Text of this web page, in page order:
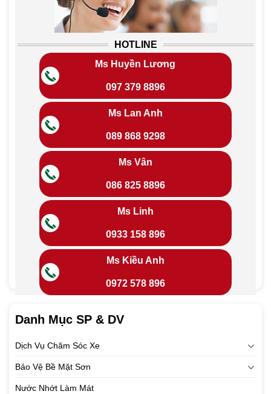
HOTLINE
Ms Huyền Lương
097 379 8896
Ms Lan Anh
089 868 9298
Ms Vân
086 825 8896
Ms Linh
0933 158 896
Ms Kiều Anh
0972 578 896
Danh Mục SP & DV
Dịch Vụ Chăm Sóc Xe
Bảo Vệ Bề Mặt Sơn
Nước Nhớt Làm Mát